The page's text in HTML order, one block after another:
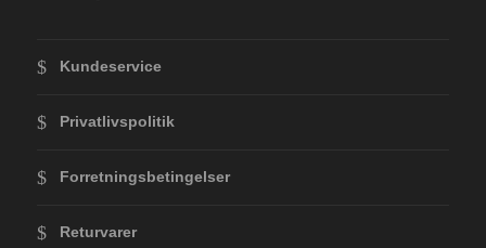
Kundeservice
Privatlivspolitik
Forretningsbetingelser
Returvarer